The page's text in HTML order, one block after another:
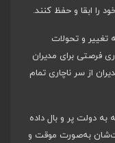
را ابقا و حفظ کنند.
تغییر و تحولات
فرصتی برای مدیران
از سر ناچاری تمام
به دولت پر و بال داده
به‌صورت موقت و